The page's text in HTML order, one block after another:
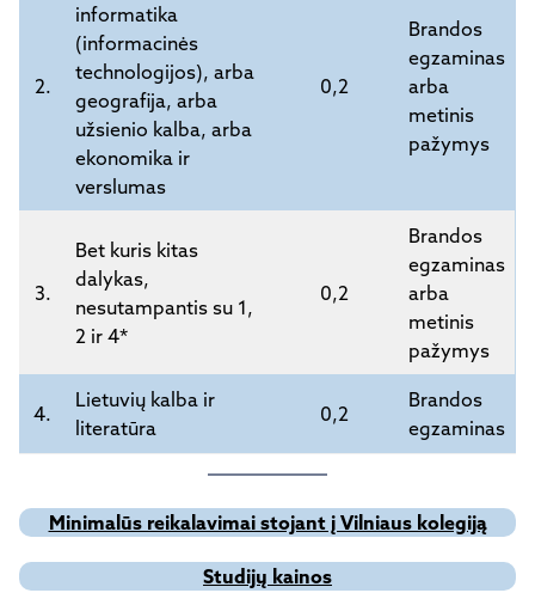
2.
informatika
(informacinės
technologijos), arba
geografija, arba
užsienio kalba, arba
ekonomika ir
verslumas
0,2
Brandos
egzaminas
arba
metinis
pažymys
3.
Bet kuris kitas
dalykas,
nesutampantis su 1,
2 ir 4*
0,2
Brandos
egzaminas
arba
metinis
pažymys
4.
Lietuvių kalba ir
literatūra
0,2
Brandos
egzaminas
Minimalūs reikalavimai stojant į Vilniaus kolegiją
Studijų kainos